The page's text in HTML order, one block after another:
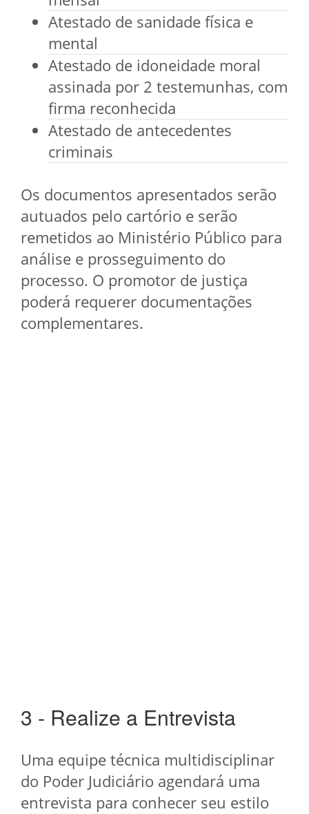
Atestado de sanidade física e
mental
Atestado de idoneidade moral
assinada por 2 testemunhas, com
firma reconhecida
Atestado de antecedentes
criminais
Os documentos apresentados serão
autuados pelo cartório e serão
remetidos ao Ministério Público para
análise e prosseguimento do
processo. O promotor de justiça
poderá requerer documentações
complementares.
3 - Realize a Entrevista
Uma equipe técnica multidisciplinar
do Poder Judiciário agendará uma
entrevista para conhecer seu estilo